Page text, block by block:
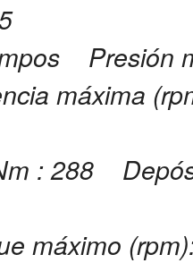
Presión
máxima
: 288
máximo